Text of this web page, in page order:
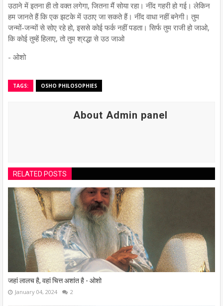
उठाने में इतना ही तो वक्त लगेगा, जितना मैं सोया रहा। नींद गहरी हो गई। लेकिन
हम जानते हैं कि एक झटके में उठाए जा सकते हैं। नींद वाधा नहीं बनेगी। तुम
जन्मों-जन्मों से सोए रहे हो, इससे कोई फर्क नहीं पडता। सिर्फ तुम राजी हो जाओ,
कि कोई तुम्हें हिलाए, तो तुम श्रद्धा से उठ जाओ
- ओशो
TAGS: OSHO PHILOSOPHIES
About Admin panel
RELATED POSTS
जहां लालच है, वहां चित्त अशांत है - ओशो
January 04, 2024 2